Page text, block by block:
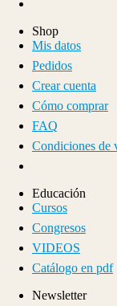
Shop
Mis datos
Pedidos
Crear cuenta
Cómo comprar
FAQ
Condiciones de
Educación
Cursos
Congresos
VIDEOS
Catálogo en pdf
Newsletter